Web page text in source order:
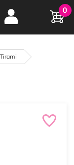
e
anni online
0